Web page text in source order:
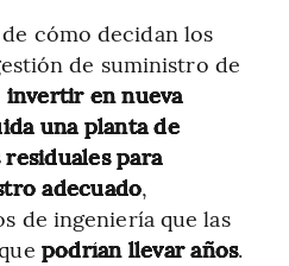
cómo decidan los
de suministro de
invertir en nueva
una planta de
para
adecuado,
de ingeniería que las
podrían llevar años.